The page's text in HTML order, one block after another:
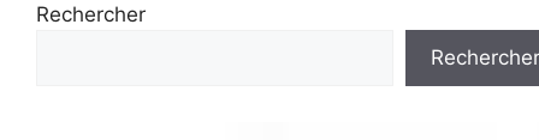
Rechercher
Rechercher